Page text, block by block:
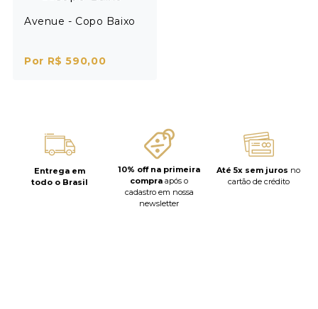
Avenue - Copo Baixo
Por R$ 590,00
Entrega em
todo o Brasil
10% off na primeira
compra após o
cadastro em nossa
newsletter
Até 5x sem juros no
cartão de crédito